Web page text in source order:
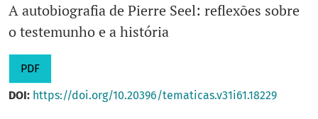
A autobiografia de Pierre Seel: reflexões sobre
o testemunho e a história
PDF
DOI: https://doi.org/10.20396/tematicas.v31i61.18229